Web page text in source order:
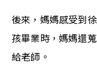
後來，媽媽感受到
孩畢業時，媽媽還
給老師。